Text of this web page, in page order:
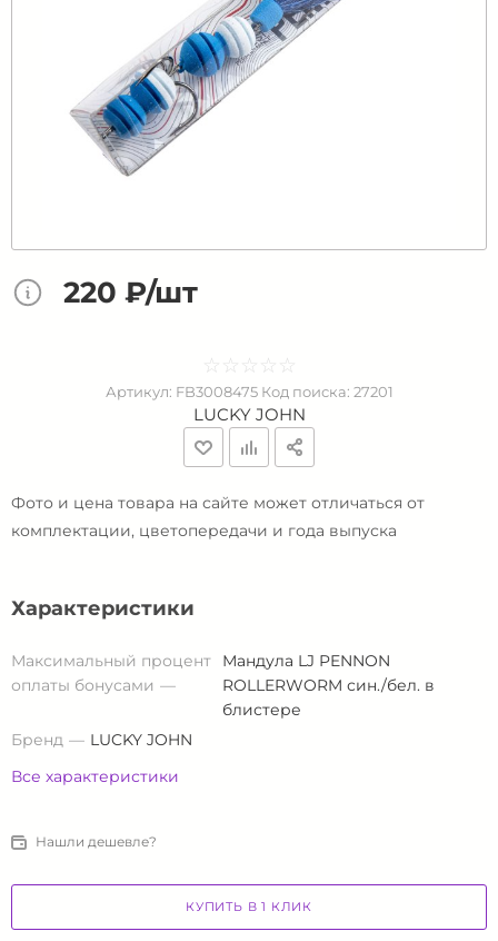
220 ₽/шт
☆ ☆ ☆ ☆ ☆
★ ★ ★ ★ ★
Артикул: FB3008475 Код поиска: 27201
LUCKY JOHN
Фото и цена товара на сайте может отличаться от
комплектации, цветопередачи и года выпуска
Характеристики
Максимальный процент
оплаты бонусами
Мандула LJ PENNON
ROLLERWORM син./бел. в
блистере
Бренд
LUCKY JOHN
Все характеристики
Нашли дешевле?
КУПИТЬ В 1 КЛИК